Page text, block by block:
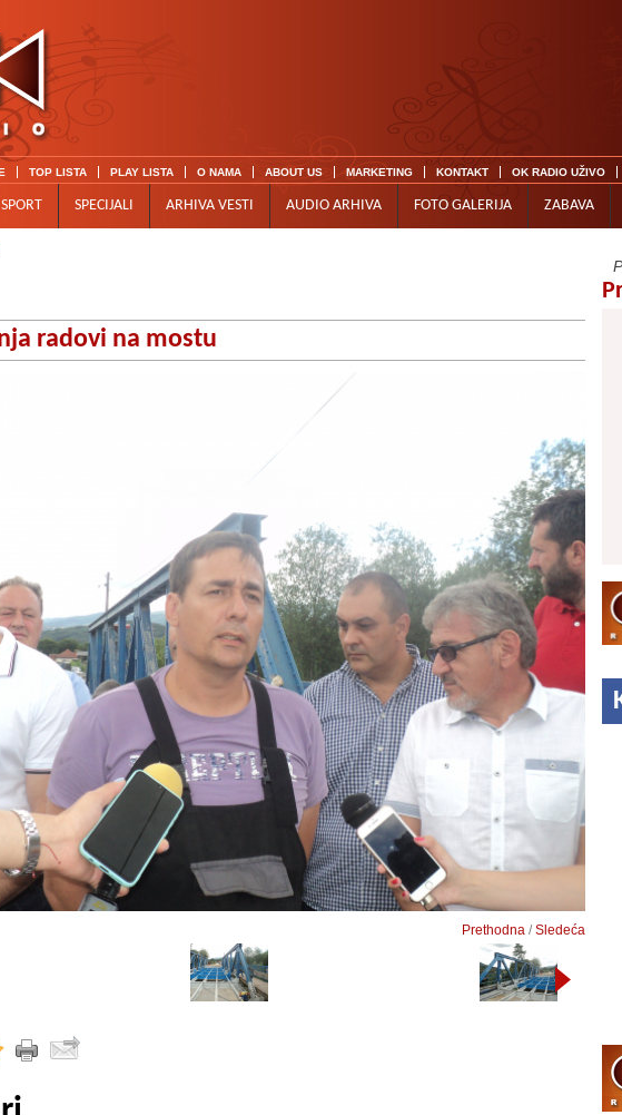
TOP LISTA PLAY LISTA O NAMA ABOUT US MARKETING KONTAKT OK RADIO UŽIVO
SPORT SPECIJALI ARHIVA VESTI AUDIO ARHIVA FOTO GALERIJA ZABAVA
radovi na mostu
Prethodna /Sledeća